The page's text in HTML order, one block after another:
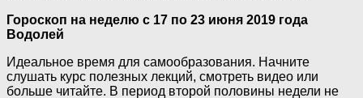
Гороскоп на неделю с 17 по 23 июня 2019 года
Водолей
Идеальное время для самообразования. Начните
слушать курс полезных лекций, смотреть видео или
больше читайте. В период второй половины недели не